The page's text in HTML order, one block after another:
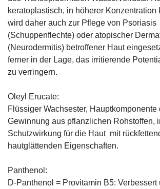
keratoplastisch, in höherer Konzentration
wird daher auch zur Pflege von Psoriasis
(Schuppenflechte) oder atopischer
(Neurodermitis) betroffener Haut
ferner in der Lage, das irritierende
zu verringern.
Oleyl Erucate:
Flüssiger Wachsester, Hauptkomponente
Gewinnung aus pflanzlichen Rohstoffen,
Schutzwirkung für die Haut mit
hautglättenden Eigenschaften.
Panthenol:
D-Panthenol = Provitamin B5: Verbessert